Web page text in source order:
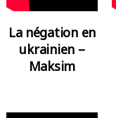
La négation en
ukrainien –
Maksim